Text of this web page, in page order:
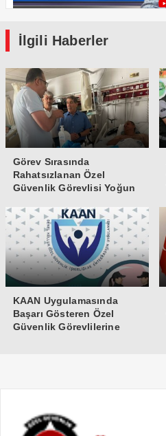
İlgili Haberler
Görev Sırasında
Rahatsızlanan Özel
Güvenlik Görevlisi Yoğun
KAAN Uygulamasında
Başarı Gösteren Özel
Güvenlik Görevlilerine